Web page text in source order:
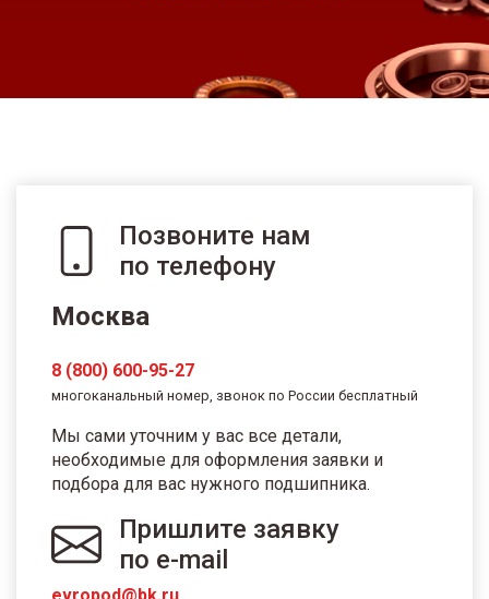
Позвоните нам
по телефону
Москва
8 (800) 600-95-27
многоканальный номер, звонок по России бесплатный
Мы сами уточним у вас все детали,
необходимые для оформления заявки и
подбора для вас нужного подшипника.
Пришлите заявку
по e-mail